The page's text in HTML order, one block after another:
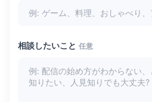
相談したいこと 任意